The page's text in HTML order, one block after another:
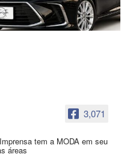
3,071
tem a MODA em seu
áreas